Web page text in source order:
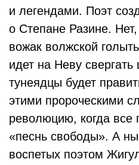
и легендами. Поэт
о Степане Разине.
вожак волжской
идет на Неву
тунеядцы будет
этими пророческими
революцию, когда все
«песнь свободы». А
воспетых поэтом